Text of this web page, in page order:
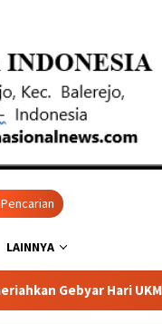
Pencarian
LAINNYA
di Atrium Ambarrukmo